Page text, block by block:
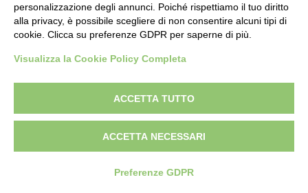
personalizzazione degli annunci. Poiché rispettiamo il tuo diritto
alla privacy, è possibile scegliere di non consentire alcuni tipi di
cookie. Clicca su preferenze GDPR per saperne di più.
Visualizza la Cookie Policy Completa
ACCETTA TUTTO
ACCETTA NECESSARI
Preferenze GDPR